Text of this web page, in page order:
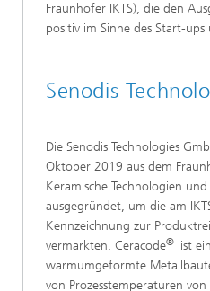
Fraunhofer IKTS), die den
positiv im Sinne des Start-
Senodis
Die Senodis Technologies
Oktober 2019 aus dem
Keramische Technologien und
ausgegründet, um die am
Kennzeichnung zur
vermarkten. Ceracode®
ist
warmumgeformte
von Prozesstemperaturen